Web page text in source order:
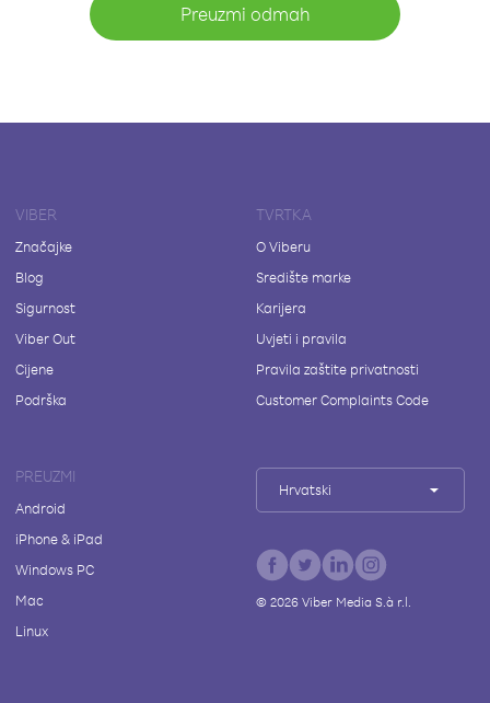
Preuzmi odmah
VIBER
Značajke
Blog
Sigurnost
Viber Out
Cijene
Podrška
TVRTKA
O Viberu
Središte marke
Karijera
Uvjeti i pravila
Pravila zaštite privatnosti
Customer Complaints Code
PREUZMI
Android
iPhone & iPad
Windows PC
Mac
Linux
Hrvatski
© 2026Viber Media S.à r.l.